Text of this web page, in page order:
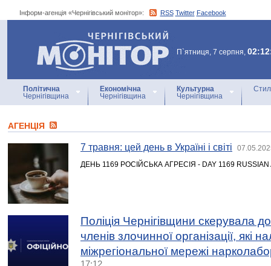
Інформ-агенція «Чернігівський монітор»: RSS Twitter Facebook
Інформ-агенція
«Чернігівський монітор»
П`ятниця, 7 серпня,
Політична
Чернігівщина
Економічна
Чернігівщина
Культурна
Чернігівщина
АГЕНЦIЯ
7 травня: цей день в Україні і світі
ДЕНЬ 1169 РОСІЙСЬКА АГРЕСІЯ - DAY 1169 RUSSIAN
Поліція Чернігівщини скерувала
членів злочинної організації, які
міжрегіональної мережі